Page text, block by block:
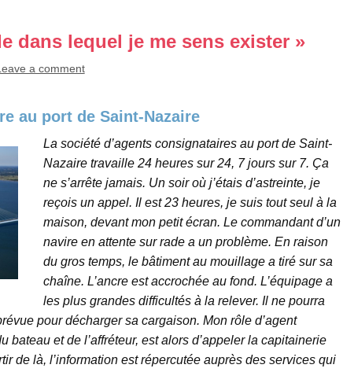
dans lequel je me sens exister »
a comment
au port de Saint-Nazaire
La société d’agents consignataires au port de Saint-
Nazaire travaille 24 heures sur 24, 7 jours sur 7. Ça
ne s’arrête jamais. Un soir où j’étais d’astreinte, je
reçois un appel. Il est 23 heures, je suis tout seul à la
maison, devant mon petit écran. Le commandant d’un
navire en attente sur rade a un problème. En raison
du gros temps, le bâtiment au mouillage a tiré sur sa
chaîne. L’ancre est accrochée au fond. L’équipage a
les plus grandes difficultés à la relever. Il ne pourra
pour décharger sa cargaison. Mon rôle d’agent
bateau et de l’affréteur, est alors d’appeler la capitainerie
de là, l’information est répercutée auprès des services qui